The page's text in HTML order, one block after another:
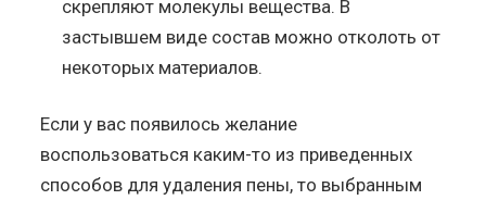
скрепляют молекулы вещества. В
застывшем виде состав можно отколоть от
некоторых материалов.
Если у вас появилось желание
воспользоваться каким-то из приведенных
способов для удаления пены, то выбранным